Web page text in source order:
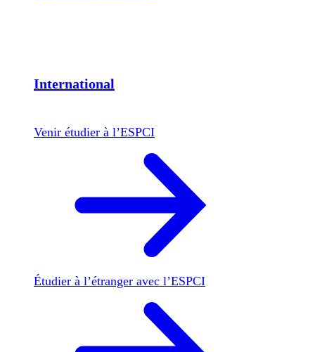
International
Venir étudier à l’ESPCI
Étudier à l’étranger avec l’ESPCI